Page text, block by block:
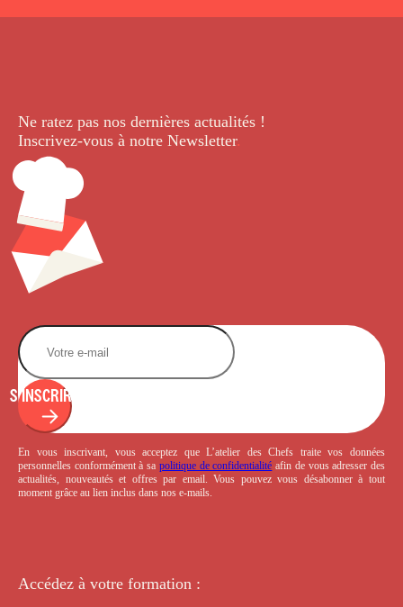
Ne ratez pas nos dernières actualités !
Inscrivez-vous à notre Newsletter.
S'INSCRIRE
En vous inscrivant, vous acceptez que L’atelier des Chefs traite vos données
personnelles conformément à sa politique de confidentialité afin de vous adresser des
actualités, nouveautés et offres par email. Vous pouvez vous désabonner à tout
moment grâce au lien inclus dans nos e-mails.
Accédez à votre formation :